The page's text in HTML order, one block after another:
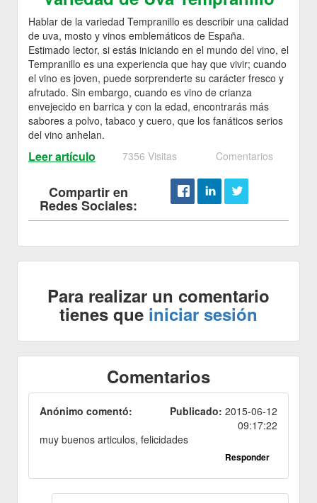
Hablar de la variedad Tempranillo es describir una calidad
de uva, mosto y vinos emblemáticos de España.
Estimado lector, si estás iniciando en el mundo del vino, el
Tempranillo es una experiencia que hay que vivir; cuando
el vino es joven, puede sorprenderte su carácter fresco y
afrutado. Sin embargo, cuando es vino de crianza
envejecido en barrica y con la edad, encontrarás más
sabores a polvo, tabaco y cuero, que los fanáticos serios
del vino anhelan.
Leer artículo 7356 Visitas Comentarios
Compartir en
Redes Sociales:
Para realizar un comentario
tienes que iniciar sesión
Comentarios
Anónimo comentó: Publicado: 2015-06-12
09:17:22
muy buenos articulos, felicidades
Responder